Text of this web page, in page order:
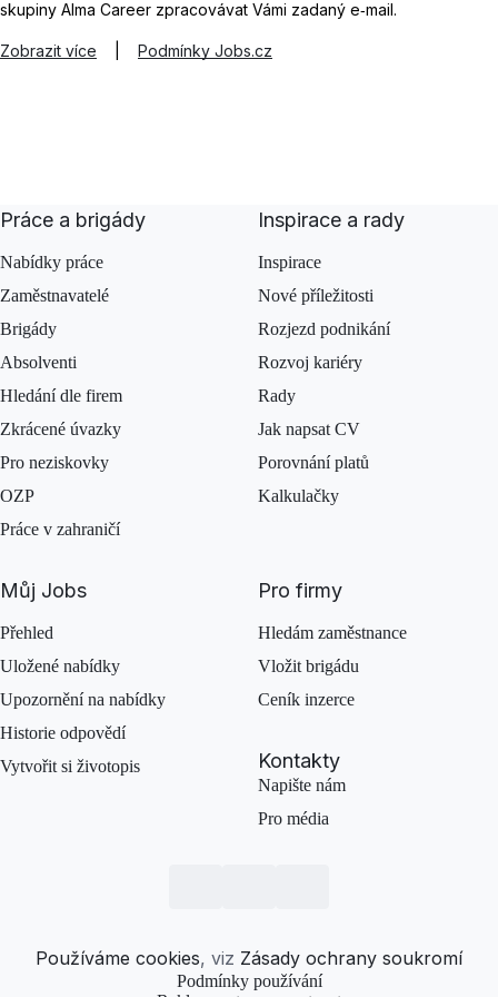
skupiny Alma Career zpracovávat Vámi zadaný e‑mail.
Zobrazit více Podmínky Jobs.cz
Práce a brigády
Nabídky práce
Zaměstnavatelé
Brigády
Absolventi
Hledání dle firem
Zkrácené úvazky
Pro neziskovky
OZP
Práce v zahraničí
Inspirace a rady
Inspirace
Nové příležitosti
Rozjezd podnikání
Rozvoj kariéry
Rady
Jak napsat CV
Porovnání platů
Kalkulačky
Můj Jobs
Přehled
Uložené nabídky
Upozornění na nabídky
Historie odpovědí
Vytvořit si životopis
Pro firmy
Hledám zaměstnance
Vložit brigádu
Ceník inzerce
Kontakty
Napište nám
Pro média
Používáme cookies, viz Zásady ochrany soukromí
Podmínky používání